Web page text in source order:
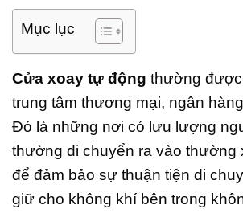
Mục lục
Cửa xoay tự động thường được
trung tâm thương mại, ngân
Đó là những nơi có lưu lượng
thường di chuyển ra vào thường
để đảm bảo sự thuận tiện di
giữ cho không khí bên trong